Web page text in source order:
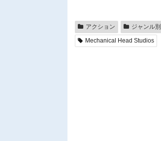
アクション ジャンル別
Mechanical Head Studios